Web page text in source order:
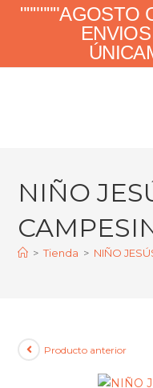
""""""AGOSTO
NIÑO
> Tienda > NIÑO
Producto anterior